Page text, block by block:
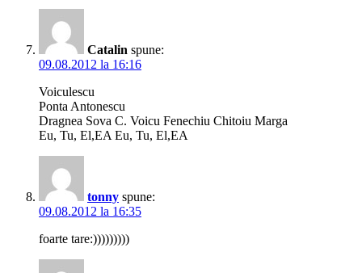
Catalin spune:
09.08.2012 la 16:16
Voiculescu
Ponta Antonescu
Dragnea Sova C. Voicu Fenechiu Chitoiu Marga
Eu, Tu, El,EA Eu, Tu, El,EA
tonny spune:
09.08.2012 la 16:35
foarte tare:)))))))))